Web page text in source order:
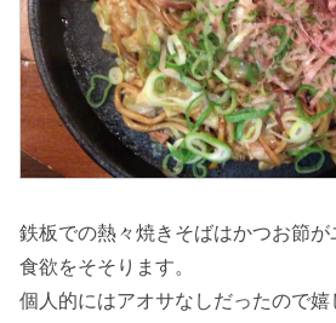
鉄板での熱々焼きそばはかつお節
食欲をそそります。
個人的にはアオサなしだったので嬉